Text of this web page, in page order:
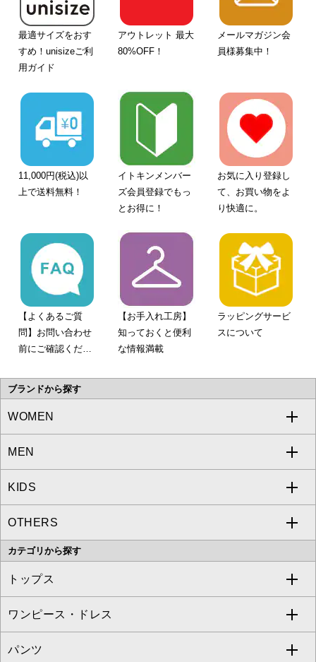
最適サイズをおす
すめ！unisizeご利
用ガイド
アウトレット 最大
80%OFF！
メールマガジン会
員様募集中！
11,000円(税込)以
上で送料無料！
イトキンメンバー
ズ会員登録でもっ
とお得に！
お気に入り登録し
て、お買い物をよ
り快適に。
【よくあるご質
問】お問い合わせ
前にご確認くださ
【お手入れ工房】
知っておくと便利
な情報満載
ラッピングサービ
スについて
ブランドから探す
WOMEN
a.v.v
MICHEL KLEIN
MK MICHEL KLEIN
OFUON le MK
MEN
a.v.v
MICHEL KLEIN HOMME
MK MICHEL KLEIN HOMME
KIDS
a.v.v
OTHERS
MK MICHEL KLEIN BAG
カテゴリから探す
トップス
すべてのトップス
カットソー・Tシャツ
ワンピース・ドレス
すべてのワンピース・ドレス
パンツ